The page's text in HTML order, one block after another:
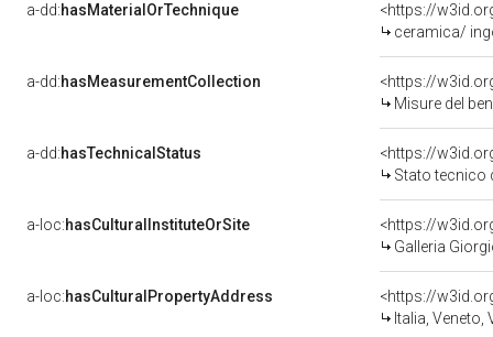
a-dd:hasMaterialOrTechnique
ceramica/
a-dd:hasMeasurementCollection
<https://
Misure del
a-dd:hasTechnicalStatus
<https://
Stato tecnico
a-loc:hasCulturalInstituteOrSite
<https://
Galleria
a-loc:hasCulturalPropertyAddress
<https://
Italia, Veneto,